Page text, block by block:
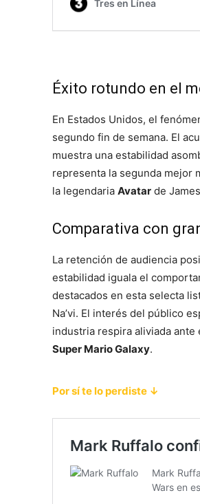
Éxito rotundo en el
En Estados Unidos, el
segundo fin de semana. El
muestra una estabilidad
representa la segunda mejor
la legendaria Avatar de
Comparativa con
La retención de audiencia
estabilidad iguala el
destacados en esta selecta
Na’vi. El interés del público
industria respira aliviada ante
Super Mario Galaxy.
Por sí te lo perdiste ↓